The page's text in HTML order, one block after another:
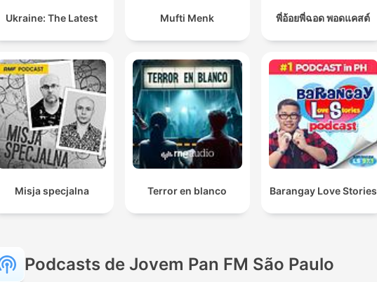
Ukraine: The Latest Mufti Menk พี่อ้อยพี่ฉอด พอดแคสต์
Misja specjalna Terror en blanco Barangay Love Stories
Podcasts de Jovem Pan FM São Paulo